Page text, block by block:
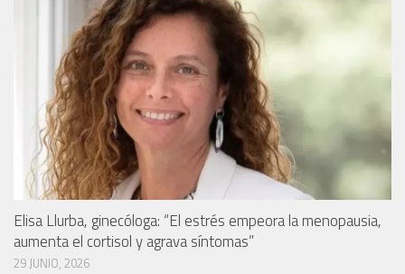
Elisa Llurba, ginecóloga: “El estrés empeora la menopausia,
aumenta el cortisol y agrava síntomas”
29 JUNIO, 2026